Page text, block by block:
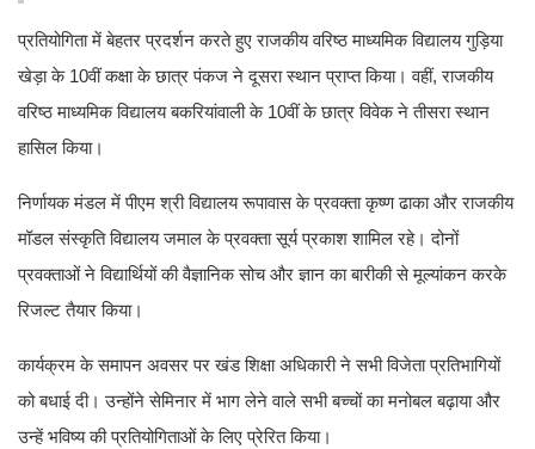
प्रतियोगिता में बेहतर प्रदर्शन करते हुए राजकीय वरिष्ठ माध्यमिक विद्यालय गुड़िया
खेड़ा के 10वीं कक्षा के छात्र पंकज ने दूसरा स्थान प्राप्त किया। वहीं, राजकीय
वरिष्ठ माध्यमिक विद्यालय बकरियांवाली के 10वीं के छात्र विवेक ने तीसरा स्थान
हासिल किया।
निर्णायक मंडल में पीएम श्री विद्यालय रूपावास के प्रवक्ता कृष्ण ढाका और राजकीय
मॉडल संस्कृति विद्यालय जमाल के प्रवक्ता सूर्य प्रकाश शामिल रहे। दोनों
प्रवक्ताओं ने विद्यार्थियों की वैज्ञानिक सोच और ज्ञान का बारीकी से मूल्यांकन करके
रिजल्ट तैयार किया।
कार्यक्रम के समापन अवसर पर खंड शिक्षा अधिकारी ने सभी विजेता प्रतिभागियों
को बधाई दी। उन्होंने सेमिनार में भाग लेने वाले सभी बच्चों का मनोबल बढ़ाया और
उन्हें भविष्य की प्रतियोगिताओं के लिए प्रेरित किया।